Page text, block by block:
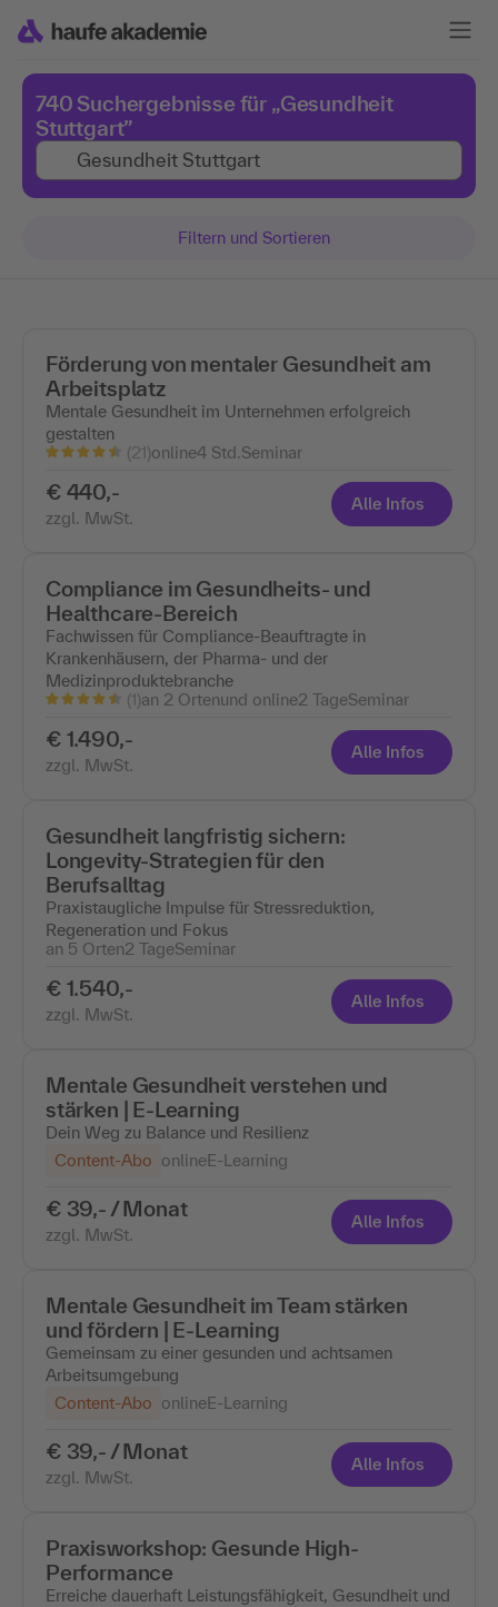
740 Suchergebnisse für „Gesundheit
Stuttgart”
Filtern und Sortieren
Förderung von mentaler Gesundheit am
Arbeitsplatz
Mentale Gesundheit im Unternehmen erfolgreich
gestalten
(21)online4 Std.Seminar
€ 440,-
zzgl. MwSt.
Alle Infos
Compliance im Gesundheits- und
Healthcare-Bereich
Fachwissen für Compliance-Beauftragte in
Krankenhäusern, der Pharma- und der
Medizinproduktebranche
(1)an 2 Ortenund online2 TageSeminar
€ 1.490,-
zzgl. MwSt.
Alle Infos
Gesundheit langfristig sichern:
Longevity-Strategien für den
Berufsalltag
Praxistaugliche Impulse für Stressreduktion,
Regeneration und Fokus
an 5 Orten2 TageSeminar
€ 1.540,-
zzgl. MwSt.
Alle Infos
Mentale Gesundheit verstehen und
stärken | E-Learning
Dein Weg zu Balance und Resilienz
Content-Abo onlineE-Learning
€ 39,- / Monat
zzgl. MwSt.
Alle Infos
Mentale Gesundheit im Team stärken
und fördern | E-Learning
Gemeinsam zu einer gesunden und achtsamen
Arbeitsumgebung
Content-Abo onlineE-Learning
€ 39,- / Monat
zzgl. MwSt.
Alle Infos
Praxisworkshop: Gesunde High-
Performance
Erreiche dauerhaft Leistungsfähigkeit, Gesundheit und